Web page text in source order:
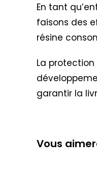
En tant
faisons des
résine
La
garantir la
Vous